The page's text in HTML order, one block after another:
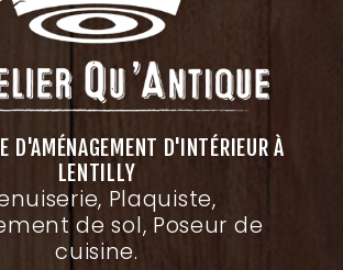
D'AMÉNAGEMENT D'INTÉRIEUR À
LENTILLY
Plaquiste,
de sol, Poseur de
cuisine.